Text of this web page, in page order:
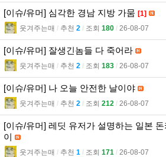
[이슈/유머] 심각한 경남 지방 가뭄 [1]
웃겨주는매 l 추천 2 l 조회 180 l 26-08-07
[이슈/유머] 잘생긴놈들 다 죽어라
웃겨주는매 l 추천 2 l 조회 183 l 26-08-07
[이슈/유머] 나 오늘 안전한 날이야
웃겨주는매 l 추천 2 l 조회 212 l 26-08-07
[이슈/유머] 레딧 유저가 설명하는 일본
이
웃겨주는매 l 추천 1 l 조회 171 l 26-08-07